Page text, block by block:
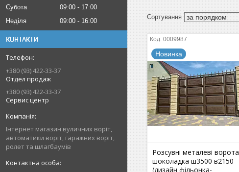
Субота
09:00
17:00
Неділя
09:00 16:00
КОНТАКТИ
+380 (93) 422-33-37
Отдел продаж
+380 (93) 422-33-37
Сервис центр
Інтернет магазин вуличних воріт,
автоматики воріт, гаражних воріт,
ролет та шлагбаумів
0009987
Новинка
Розсувні металеві ворота
шоколадка ш3500 в2150
(дизайн фільонка-